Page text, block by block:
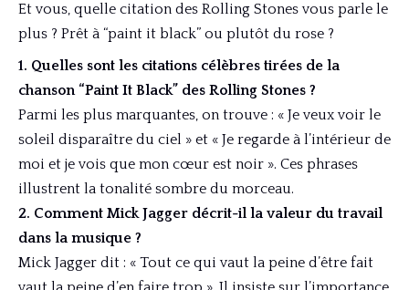
Et vous, quelle citation des Rolling Stones vous parle le
plus ? Prêt à “paint it black” ou plutôt du rose ?
1. Quelles sont les citations célèbres tirées de la
chanson “Paint It Black” des Rolling Stones ?
Parmi les plus marquantes, on trouve : « Je veux voir le
soleil disparaître du ciel » et « Je regarde à l’intérieur de
moi et je vois que mon cœur est noir ». Ces phrases
illustrent la tonalité sombre du morceau.
2. Comment Mick Jagger décrit-il la valeur du travail
dans la musique ?
Mick Jagger dit : « Tout ce qui vaut la peine d’être fait